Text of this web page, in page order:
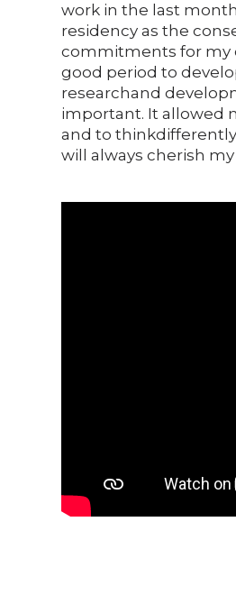
work in the last
residency as the
commitments for my
good period to
researchand
important. It allowed
and to thinkdifferently
will always cherish